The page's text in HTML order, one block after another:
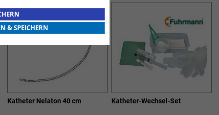
Katheter Nelaton 40 cm Katheter-Wechsel-Set
& SPEICHERN